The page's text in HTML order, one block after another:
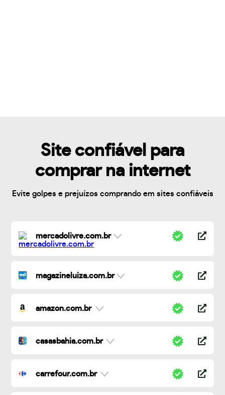
Site confiável para
comprar na internet
Evite golpes e prejuízos comprando em sites confiáveis
mercadolivre.com.br
magazineluiza.com.br
amazon.com.br
casasbahia.com.br
carrefour.com.br